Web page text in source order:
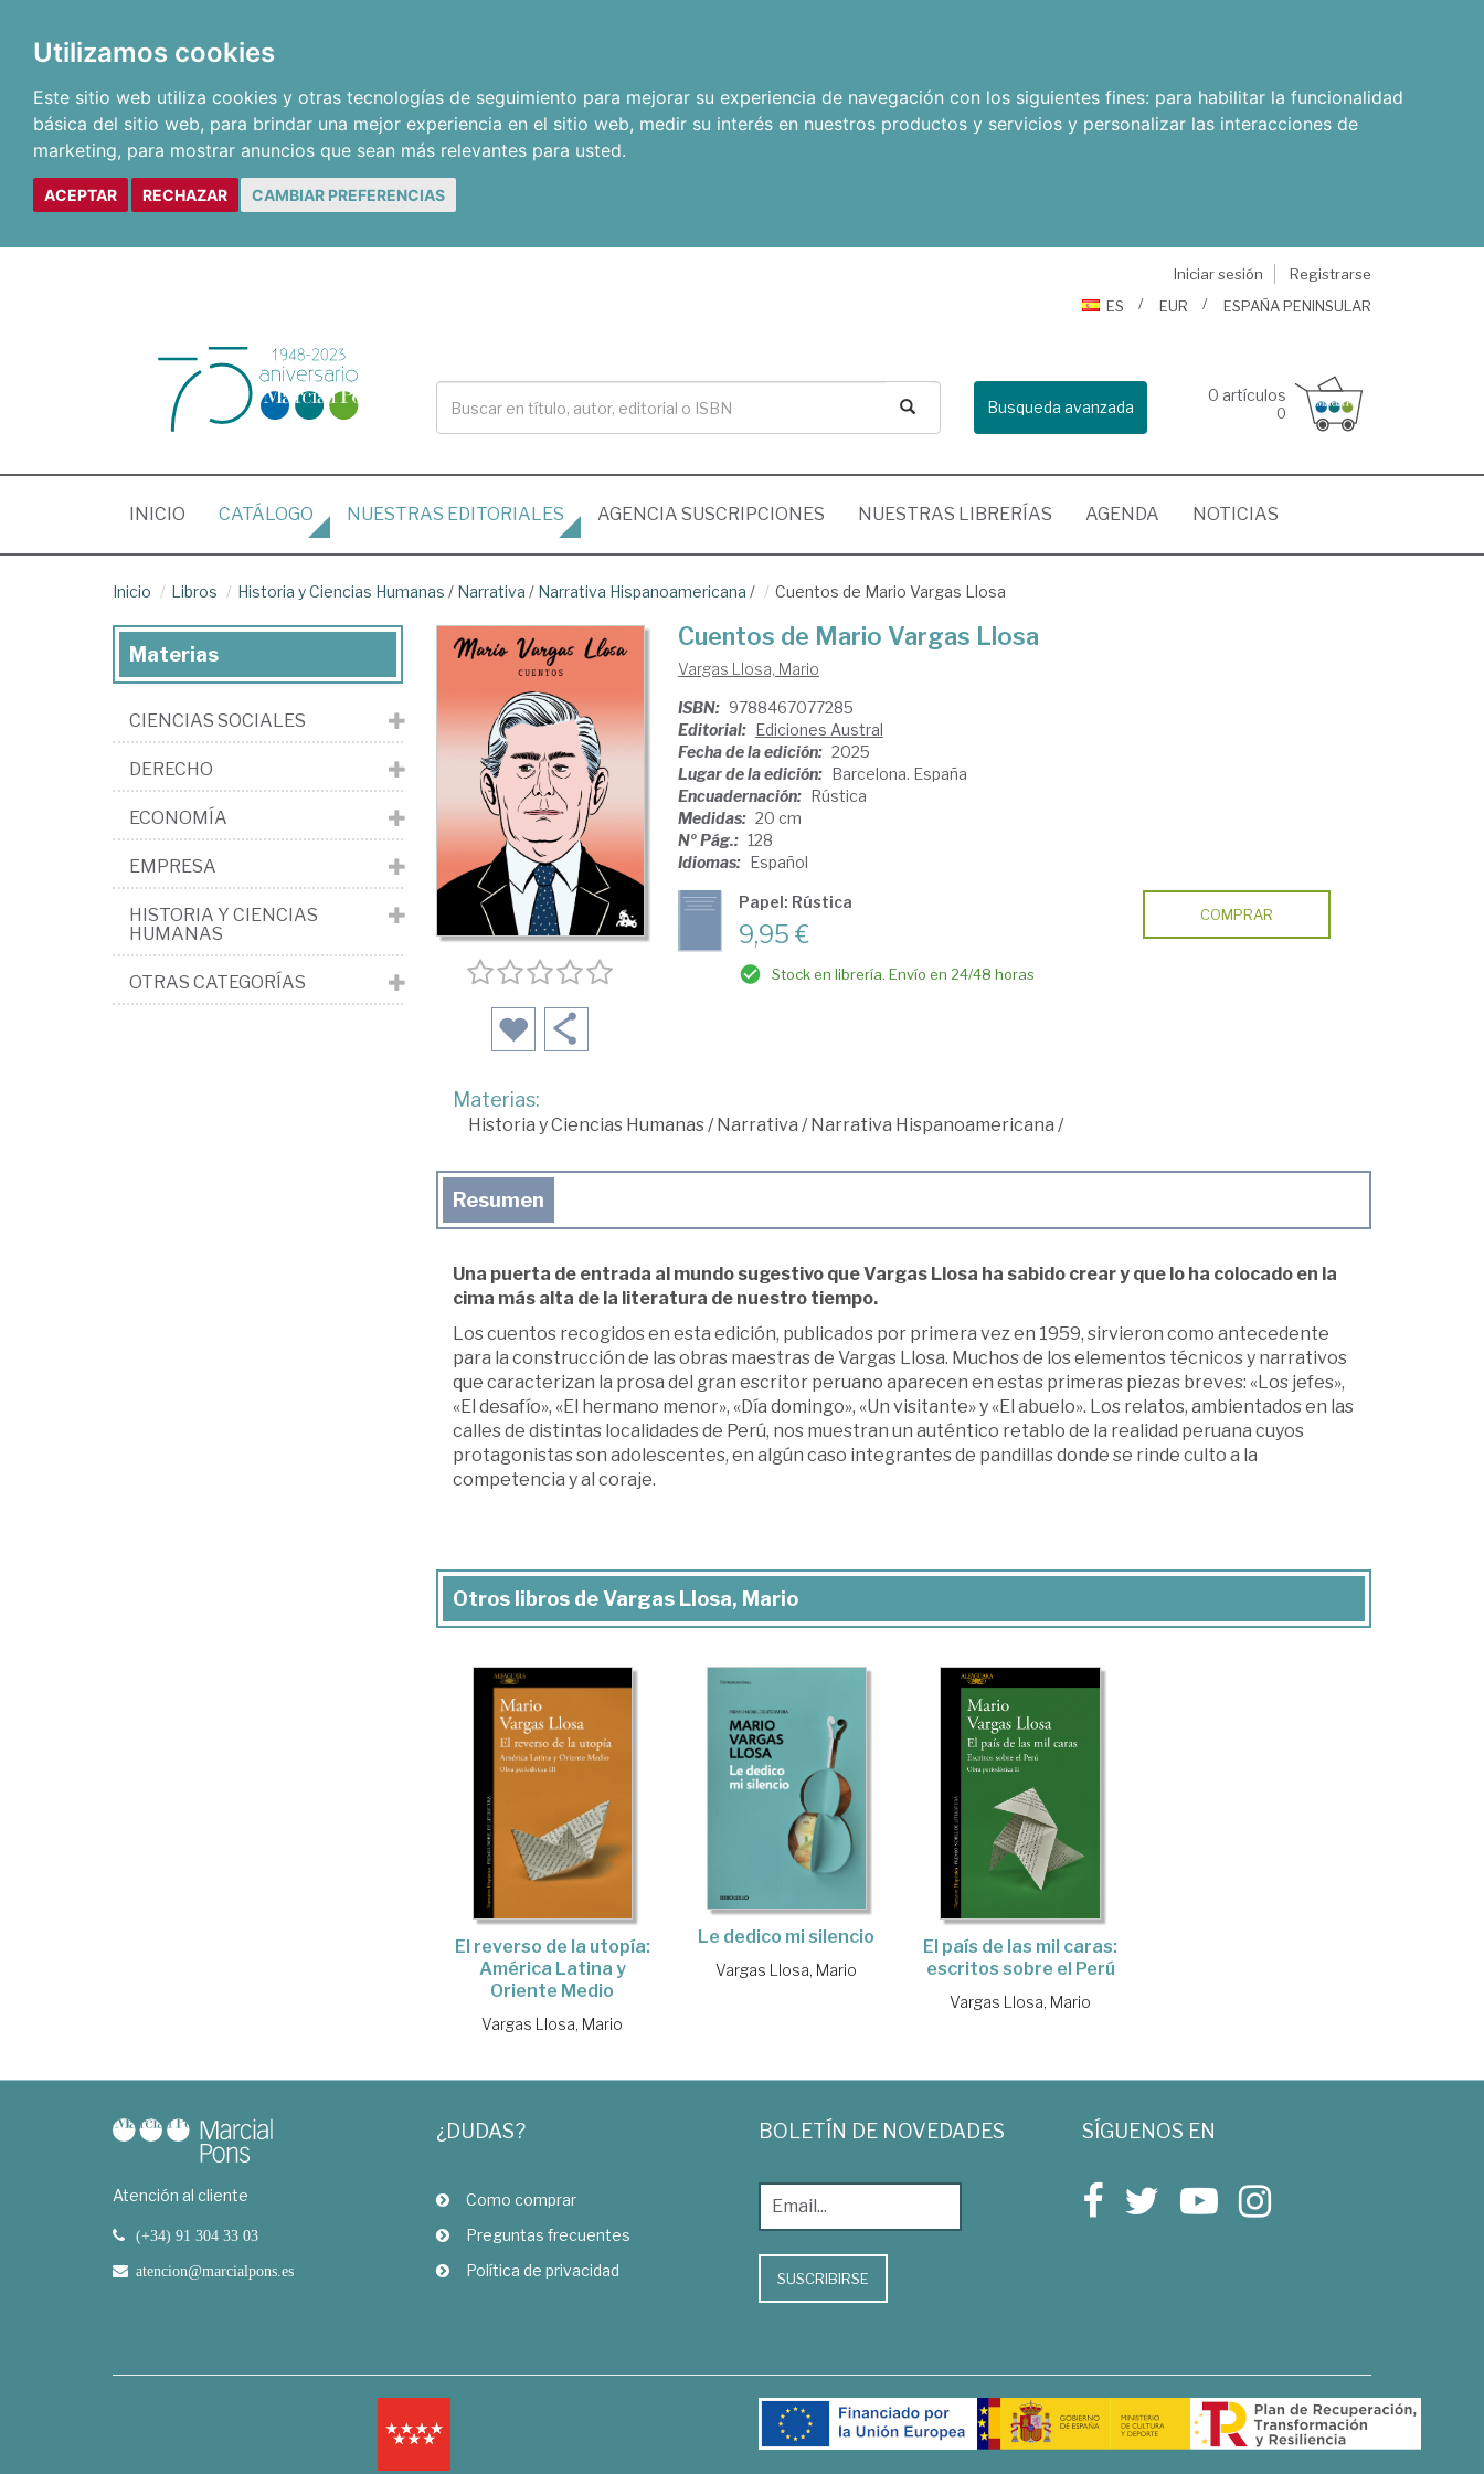
Utilizamos cookies
Este sitio web utiliza cookies y otras tecnologías de seguimiento para mejorar su experiencia de navegación con los siguientes fines: para habilitar la funcionalidad
básica del sitio web, para brindar una mejor experiencia en el sitio web, medir su interés en nuestros productos y servicios y personalizar las interacciones de
marketing, para mostrar anuncios que sean más relevantes para usted.
ACEPTAR RECHAZAR CAMBIAR PREFERENCIAS
Iniciar sesión
Registrarse
ES
EUR ESPAÑA PENINSULAR
Busqueda avanzada
0 artículos
0
INICIO (CURRENT)
CATÁLOGO NUESTRAS EDITORIALES AGENCIA SUSCRIPCIONES NUESTRAS LIBRERÍAS AGENDA NOTICIAS
Inicio Libros Historia y Ciencias Humanas / Narrativa / Narrativa Hispanoamericana / Cuentos de Mario Vargas Llosa
Cuentos de Mario Vargas Llosa
Vargas Llosa, Mario
ISBN: 9788467077285
Editorial: Ediciones Austral
Fecha de la edición: 2025
Lugar de la edición: Barcelona. España
Encuadernación: Rústica
Medidas: 20 cm
Nº Pág.: 128
Idiomas: Español
Papel: Rústica
9,95 €
Stock en librería. Envío en 24/48 horas
COMPRAR
Materias:
Historia y Ciencias Humanas/Narrativa /Narrativa Hispanoamericana /
Resumen
Una puerta de entrada al mundo sugestivo que Vargas Llosa ha sabido crear y que lo ha colocado en la
cima más alta de la literatura de nuestro tiempo.
Los cuentos recogidos en esta edición, publicados por primera vez en 1959, sirvieron como antecedente
para la construcción de las obras maestras de Vargas Llosa. Muchos de los elementos técnicos y narrativos
que caracterizan la prosa del gran escritor peruano aparecen en estas primeras piezas breves: «Los jefes»,
«El desafío», «El hermano menor», «Día domingo», «Un visitante» y «El abuelo». Los relatos, ambientados en las
calles de distintas localidades de Perú, nos muestran un auténtico retablo de la realidad peruana cuyos
protagonistas son adolescentes, en algún caso integrantes de pandillas donde se rinde culto a la
competencia y al coraje.
Otros libros de Vargas Llosa, Mario
El reverso de la utopía:
América Latina y
Oriente Medio
Vargas Llosa, Mario
Le dedico mi silencio
Vargas Llosa, Mario
El país de las mil caras:
escritos sobre el Perú
Vargas Llosa, Mario
Materias
CIENCIAS SOCIALES
DERECHO
ECONOMÍA
EMPRESA
HISTORIA Y CIENCIAS
HUMANAS
OTRAS CATEGORÍAS
Atención al cliente
(+34) 91 304 33 03
atencion@marcialpons.es
¿DUDAS?
Como comprar
Preguntas frecuentes
Política de privacidad
BOLETÍN DE NOVEDADES
SUSCRIBIRSE
SÍGUENOS EN